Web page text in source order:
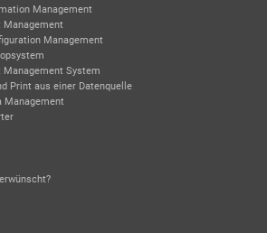
Management
Management
Management
Management System
Print aus einer Datenquelle
Management